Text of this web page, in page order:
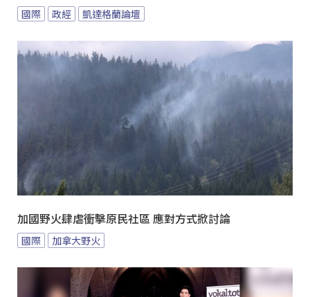
國際 政經 凱達格蘭論壇
加國野火肆虐衝擊原民社區 應對方式掀討論
國際 加拿大野火